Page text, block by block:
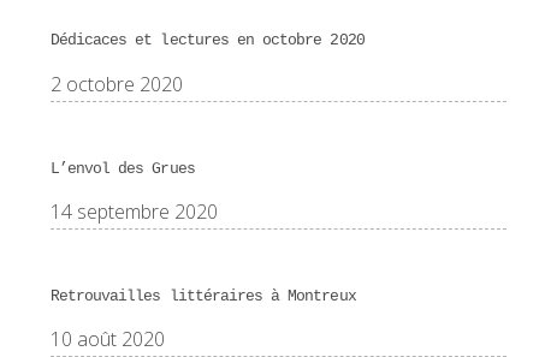
Dédicaces et lectures en octobre 2020
2 octobre 2020
L’envol des Grues
14 septembre 2020
Retrouvailles littéraires à Montreux
10 août 2020